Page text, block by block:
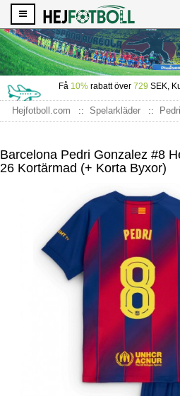
Få 10%rabatt över 729 SEK,
Hejfotboll.com Spelarkläder
Barcelona Pedri Gonzalez #8
26 Kortärmad (+ Korta Byxor)